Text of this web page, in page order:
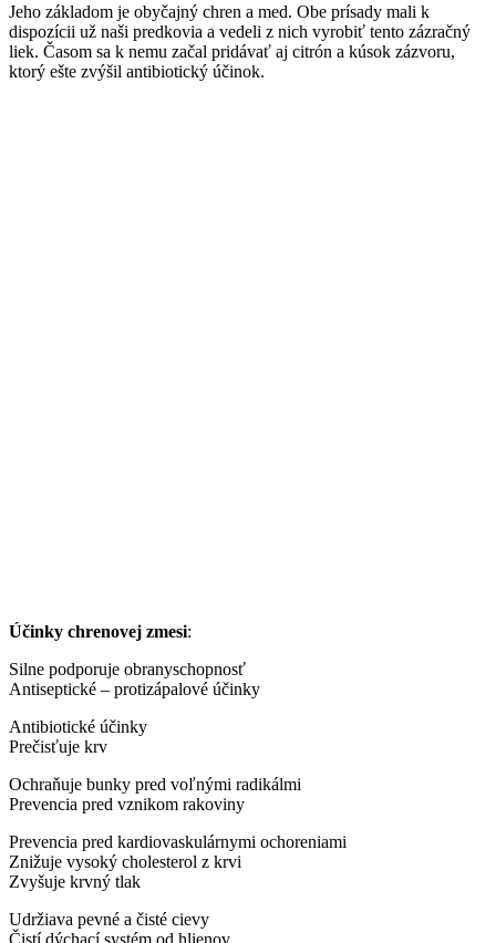
Jeho základom je obyčajný chren a med. Obe prísady mali k
dispozícii už naši predkovia a vedeli z nich vyrobiť tento zázračný
liek. Časom sa k nemu začal pridávať aj citrón a kúsok zázvoru,
ktorý ešte zvýšil antibiotický účinok.
Účinky chrenovej zmesi:
Silne podporuje obranyschopnosť
Antiseptické – protizápalové účinky
Antibiotické účinky
Prečisťuje krv
Ochraňuje bunky pred voľnými radikálmi
Prevencia pred vznikom rakoviny
Prevencia pred kardiovaskulárnymi ochoreniami
Znižuje vysoký cholesterol z krvi
Zvyšuje krvný tlak
Udržiava pevné a čisté cievy
Čistí dýchací systém od hlienov